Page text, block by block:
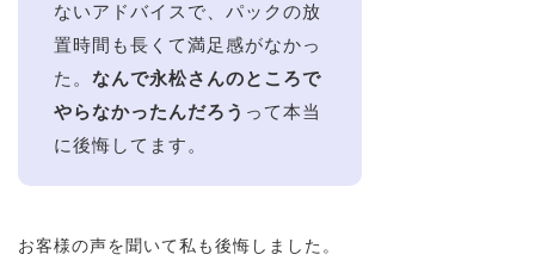
ないアドバイスで、パックの放
置時間も長くて満足感がなかっ
た。 なんで永松さんのところで
やらなかったんだろう って本当
に後悔してます。
お客様の声を聞いて私も後悔しました。